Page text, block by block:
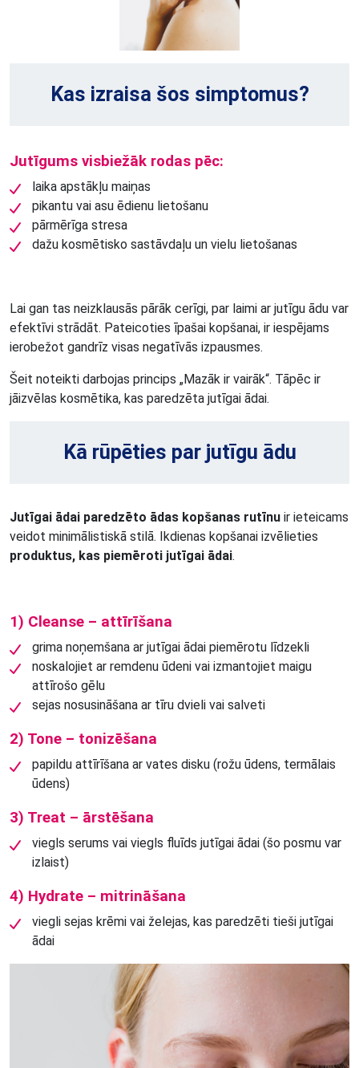
Kas izraisa šos simptomus?
Jutīgums visbiežāk rodas pēc:
laika apstākļu maiņas
pikantu vai asu ēdienu lietošanu
pārmērīga stresa
dažu kosmētisko sastāvdaļu un vielu lietošanas
Lai gan tas neizklausās pārāk cerīgi, par laimi ar jutīgu ādu var
efektīvi strādāt. Pateicoties īpašai kopšanai, ir iespējams
ierobežot gandrīz visas negatīvās izpausmes.
Šeit noteikti darbojas princips „Mazāk ir vairāk“. Tāpēc ir
jāizvēlas kosmētika, kas paredzēta jutīgai ādai.
Kā rūpēties par jutīgu ādu
Jutīgai ādai paredzēto ādas kopšanas rutīnu ir ieteicams
veidot minimālistiskā stilā. Ikdienas kopšanai izvēlieties
produktus, kas piemēroti jutīgai ādai.
1) Cleanse – attīrīšana
grima noņemšana ar jutīgai ādai piemērotu līdzekli
noskalojiet ar remdenu ūdeni vai izmantojiet maigu
attīrošo gēlu
sejas nosusināšana ar tīru dvieli vai salveti
2) Tone – tonizēšana
papildu attīrīšana ar vates disku (rožu ūdens, termālais
ūdens)
3) Treat – ārstēšana
viegls serums vai viegls fluīds jutīgai ādai (šo posmu var
izlaist)
4) Hydrate – mitrināšana
viegli sejas krēmi vai želejas, kas paredzēti tieši jutīgai
ādai